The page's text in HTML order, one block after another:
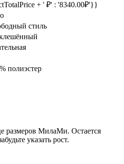
+ ' ₽' : '8340.00₽'}}
стиль
полиэстер
размеров МилаМи. Остается
указать рост.